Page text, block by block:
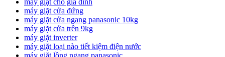
máy giặt cho gia đình
máy giặt cửa đứng
máy giặt cửa ngang panasonic 10kg
máy giặt cửa trên 9kg
máy giặt inverter
máy giặt loại nào tiết kiệm điện nước
máy giặt lồng ngang panasonic